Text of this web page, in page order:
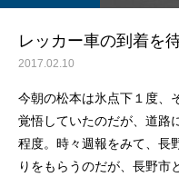
レッカー車の到着を
2017.02.10
今朝の松本は氷点下１度、
覚悟していたのだが、道路
程度。時々週報をみて、長
りをもらうのだが、長野市